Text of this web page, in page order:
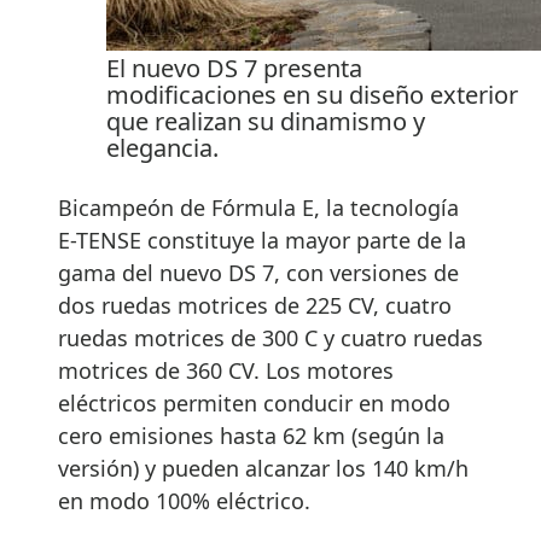
El nuevo DS 7 presenta
modificaciones en su diseño exterior
que realizan su dinamismo y
elegancia.
Bicampeón de Fórmula E, la tecnología
E-TENSE constituye la mayor parte de la
gama del nuevo DS 7, con versiones de
dos ruedas motrices de 225 CV, cuatro
ruedas motrices de 300 C y cuatro ruedas
motrices de 360 CV. Los motores
eléctricos permiten conducir en modo
cero emisiones hasta 62 km (según la
versión) y pueden alcanzar los 140 km/h
en modo 100% eléctrico.